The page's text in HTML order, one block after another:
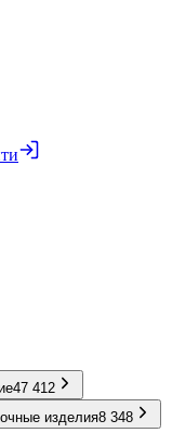
47 412
изделия8 348